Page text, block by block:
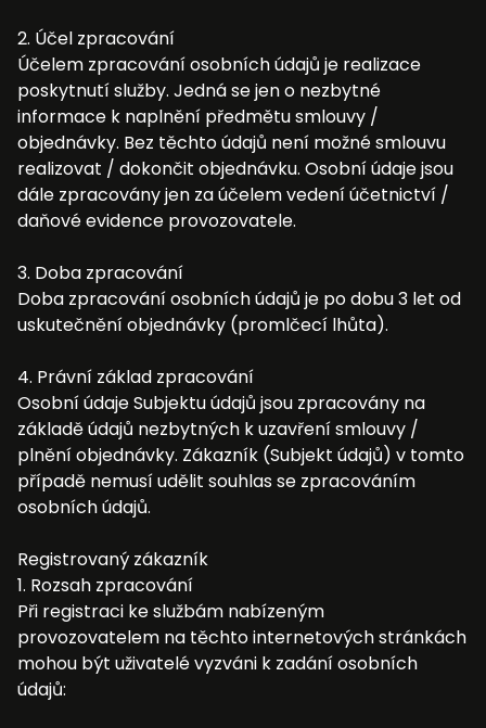
2. Účel zpracování
Účelem zpracování osobních údajů je realizace
poskytnutí služby. Jedná se jen o nezbytné
informace k naplnění předmětu smlouvy /
objednávky. Bez těchto údajů není možné smlouvu
realizovat / dokončit objednávku. Osobní údaje jsou
dále zpracovány jen za účelem vedení účetnictví /
daňové evidence provozovatele.
3. Doba zpracování
Doba zpracování osobních údajů je po dobu 3 let od
uskutečnění objednávky (promlčecí lhůta).
4. Právní základ zpracování
Osobní údaje Subjektu údajů jsou zpracovány na
základě údajů nezbytných k uzavření smlouvy /
plnění objednávky. Zákazník (Subjekt údajů) v tomto
případě nemusí udělit souhlas se zpracováním
osobních údajů.
Registrovaný zákazník
1. Rozsah zpracování
Při registraci ke službám nabízeným
provozovatelem na těchto internetových stránkách
mohou být uživatelé vyzváni k zadání osobních
údajů: